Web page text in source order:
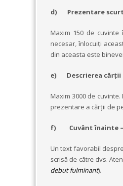
d) Prezentare
Maxim 150 de
necesar, înlocuiți
din aceasta este
e) Descrierea
Maxim 3000 de
prezentare a cărții de
f) Cuvânt înainte
Un text favorabil
scrisă de către dvs.
debut fulminant).